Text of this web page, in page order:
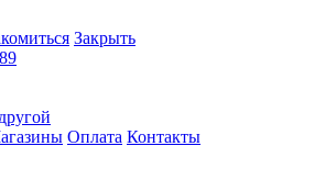
Закрыть
Оплата Контакты